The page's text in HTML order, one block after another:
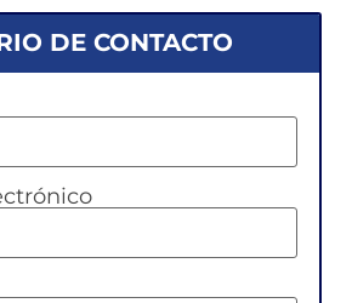
DE CONTACTO